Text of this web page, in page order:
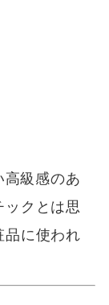
級感のあ
ックとは思
品に使われ